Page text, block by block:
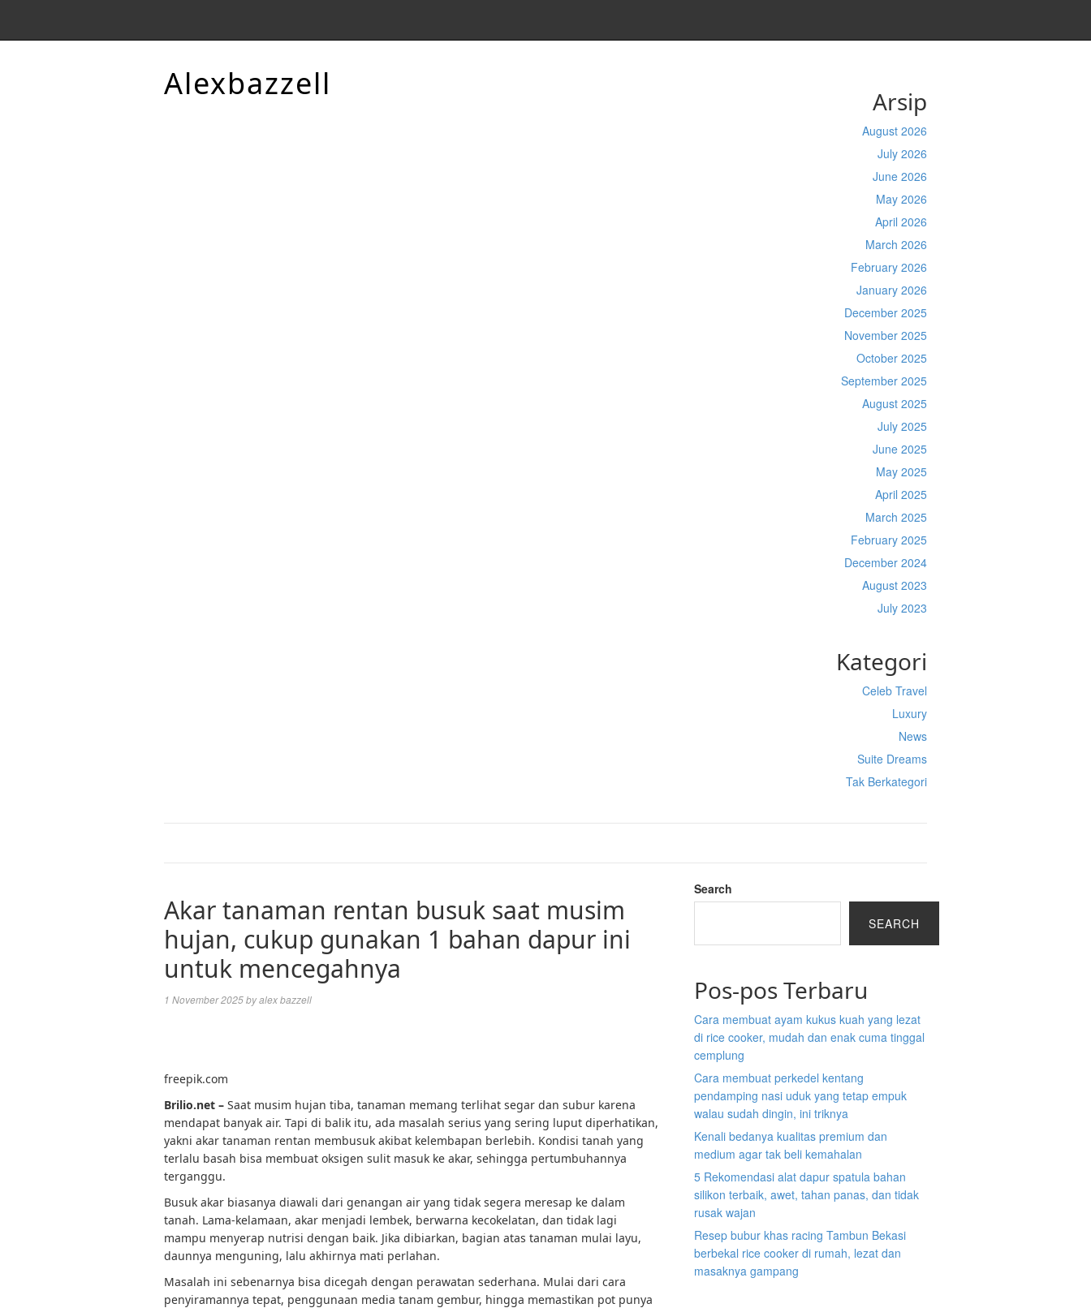
Alexbazzell Arsip
August 2026
July 2026
June 2026
May 2026
April 2026
March 2026
February 2026
January 2026
December 2025
November 2025
October 2025
September 2025
August 2025
July 2025
June 2025
May 2025
April 2025
March 2025
February 2025
December 2024
August 2023
July 2023
Kategori
Celeb Travel
Luxury
News
Suite Dreams
Tak Berkategori
Akar tanaman rentan busuk saat musim
hujan, cukup gunakan 1 bahan dapur ini
untuk mencegahnya
1 November 2025byalex bazzell
freepik.com
Brilio.net – Saat musim hujan tiba, tanaman memang terlihat segar dan subur karena
mendapat banyak air. Tapi di balik itu, ada masalah serius yang sering luput diperhatikan,
yakni akar tanaman rentan membusuk akibat kelembapan berlebih. Kondisi tanah yang
terlalu basah bisa membuat oksigen sulit masuk ke akar, sehingga pertumbuhannya
terganggu.
Busuk akar biasanya diawali dari genangan air yang tidak segera meresap ke dalam
tanah. Lama-kelamaan, akar menjadi lembek, berwarna kecokelatan, dan tidak lagi
mampu menyerap nutrisi dengan baik. Jika dibiarkan, bagian atas tanaman mulai layu,
daunnya menguning, lalu akhirnya mati perlahan.
Masalah ini sebenarnya bisa dicegah dengan perawatan sederhana. Mulai dari cara
penyiramannya tepat, penggunaan media tanam gembur, hingga memastikan pot punya
Search
SEARCH
Pos-pos Terbaru
Cara membuat ayam kukus kuah yang lezat
di rice cooker, mudah dan enak cuma tinggal
cemplung
Cara membuat perkedel kentang
pendamping nasi uduk yang tetap empuk
walau sudah dingin, ini triknya
Kenali bedanya kualitas premium dan
medium agar tak beli kemahalan
5 Rekomendasi alat dapur spatula bahan
silikon terbaik, awet, tahan panas, dan tidak
rusak wajan
Resep bubur khas racing Tambun Bekasi
berbekal rice cooker di rumah, lezat dan
masaknya gampang